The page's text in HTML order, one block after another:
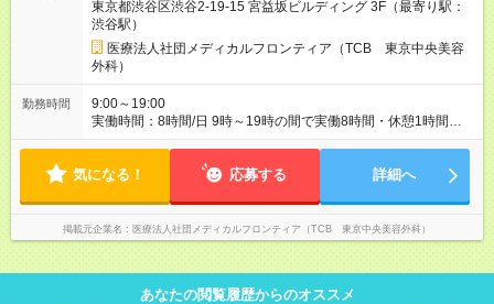
役職につかない場合でもしっかり昇給♪ 【大手ならではの豊富な
キャリアパス】 女性管理職割合86％！ クリニック内の役職だけ
ではなく、 TCBグループとしての役職、バックオフィスへの転
籍など 自ら手を挙げて挑戦することができます！ 【様々な業界
から活躍中】 平均年齢は27歳！ 美容部員やエステ、脱毛などの
近い業界から アパレル、飲食など他業界の接客業 事務、公務員
などの接客未経験者まで活躍中！ 未経験から憧れの美容業界へ
さ：6ヶ月 ※ 雇用形態と給与に、本採用時と異なる部分がありま
す。 雇用形態：中途採用（契約社員） 給与：月給 260,000円以
東京都渋谷区渋谷2-19-15 宮益坂ビルディング 3F（最寄り駅：
渋谷駅）
医療法人社団メディカルフロンティア（TCB 東京中央美容
外科）
勤務時間
9:00～19:00
実働時間：8時間/日 9時～19時の間で実働8時間・休憩1時間
（クリニックにより9:00~18:00or10:00~19:00勤務） 【残業ほ
ィナーの予定を入れたり、お買い物、ピラティスのレッスンな
境です。
気になる！ 応募する 詳細へ
掲載元企業名 医療法人社団メディカルフロンティア（TCB 東京中央美容外科）
あなたの閲覧履歴からのオススメ